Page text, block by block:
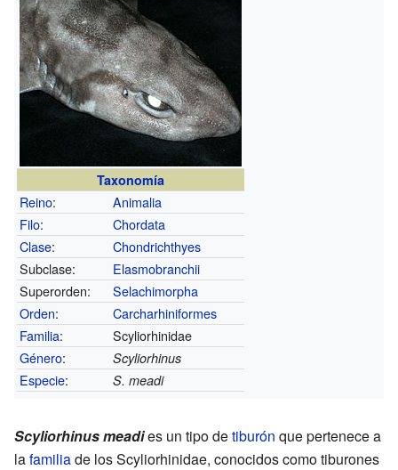
Taxonomía
Reino:
Animalia
Filo:
Chordata
Clase:
Chondrichthyes
Subclase:
Elasmobranchii
Superorden:
Selachimorpha
Orden:
Carcharhiniformes
Familia:
Scyliorhinidae
Género: Scyliorhinus
Especie: S. meadi
Scyliorhinus meadies un tipo detiburón que pertenece a
lafamiliade los Scyliorhinidae, conocidos como tiburones